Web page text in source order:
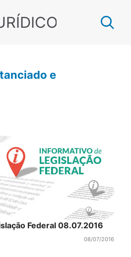
e
Federal 08.07.2016
08/07/2016